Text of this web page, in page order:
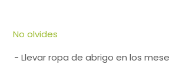
No olvides
- Llevar ropa de abrigo en los